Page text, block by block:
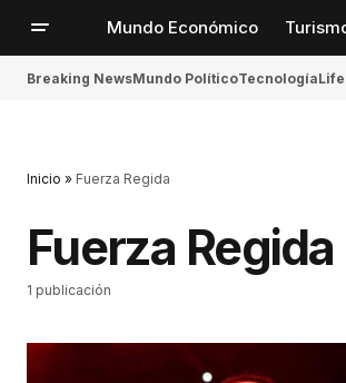
Mundo Económico
Breaking NewsMundo PolíticoTecnología
Inicio » Fuerza Regida
Fuerza Regida
1 publicación